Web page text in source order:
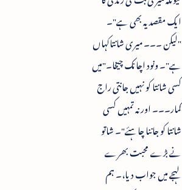
ایک مقصد یہ بھی ہے"۔
"لیکن ۔۔۔ میری شانتاکہاں
ہے"۔ ونود اچانک چیخا۔"میں
کسی شانتا کو نہیں جانتی راج
کمار۔۔۔ اور نہ تمہیں کسی
شانتا کو جاننا چاہئے"۔ شاتو
نے بڑے محبت بھرے
لہجے میں جواب دیا،۔ ہم